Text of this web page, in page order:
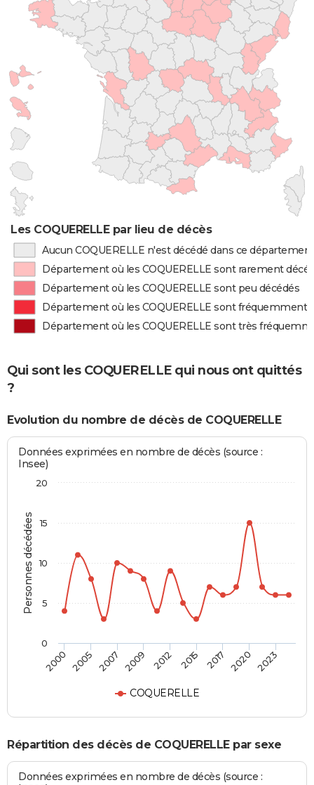
Les COQUERELLE par lieu de décès
Aucun COQUERELLE n'est décédé dans ce département
Département où les COQUERELLE sont rarement
Département où les COQUERELLE sont peu décédés
Département où les COQUERELLE sont fréquemment
Département où les COQUERELLE sont très
Qui sont les COQUERELLE qui nous ont quittés
?
Evolution du nombre de décès de COQUERELLE
Personnes décédées
Données exprimées en nombre de décès (source :
Insee)
COQUERELLE
2000 2005 2007 2009 2012 2015 2017 2020 2023
0
5
10
15
20
Répartition des décès de COQUERELLE par sexe
Données exprimées en nombre de décès (source :